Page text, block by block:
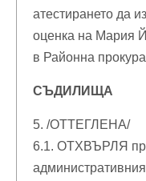
атестирането да
оценка на Мария
в Районна
СЪДИЛИЩА
5. /ОТТЕГЛЕНА/
6.1. ОТХВЪРЛЯ